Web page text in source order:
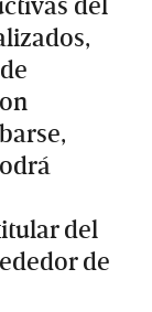
del
del
de